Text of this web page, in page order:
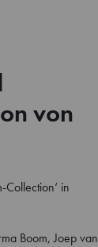
von
in
Boom, Joep van